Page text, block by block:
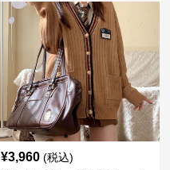
¥3,960 (税込)